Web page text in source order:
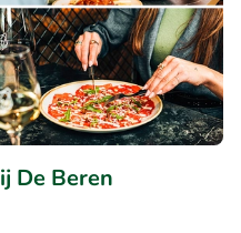
De Beren